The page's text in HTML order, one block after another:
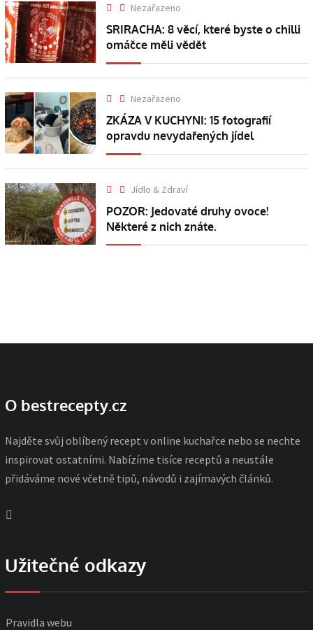
Nezařazeno
SRIRACHA: 8 věcí, které byste o chilli
omáčce měli vědět
Nezařazeno
ZKÁZA V KUCHYNI: 15 fotografií
opravdu nevydařených jídel
Jídlo & Zdraví
POZOR: Jedovaté druhy ovoce!
Některé z nich znáte.
O bestrecepty.cz
Najděte svůj oblíbený recept v online kuchařce nebo se nechte
inspirovat ostatními. Nabízíme tisíce receptů a neustále
přidáváme nové včetně tipů, návodů i zajímavých článků.
Užitečné odkazy
Pravidla webu